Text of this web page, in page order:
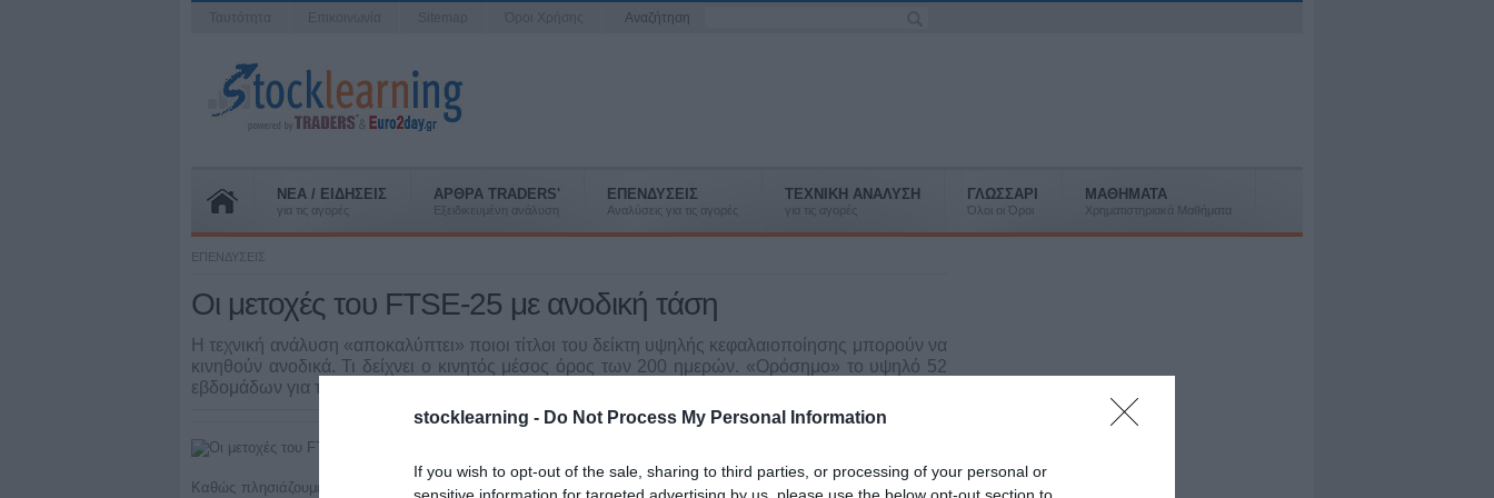
stocklearning - Do Not Process My Personal Information
If you wish to opt-out of the sale, sharing to third parties, or processing of your personal or
sensitive information for targeted advertising by us, please use the below opt-out section to
Αναζήτηση
ΝΕΑ / ΕΙΔΗΣΕΙΣ
για τις αγορές
ΑΡΘΡΑ TRADERS'
Εξειδικευμένη ανάλυση
ΕΠΕΝΔΥΣΕΙΣ
Αναλύσεις για τις αγορές
ΤΕΧΝΙΚΗ ΑΝΑΛΥΣΗ
για τις αγορές
ΓΛΩΣΣΑΡΙ
Όλοι οι Όροι
ΜΑΘΗΜΑΤΑ
Χρηματιστηριακά Μαθήματα
ΕΠΕΝΔΥΣΕΙΣ
Οι μετοχές του FTSE-25 με ανοδική τάση
Η τεχνική ανάλυση «αποκαλύπτει» ποιοι τίτλοι του δείκτη υψηλής κεφαλαιοποίησης μπορούν να
κινηθούν ανοδικά. Τι δείχνει ο κινητός μέσος όρος των 200 ημερών. «Ορόσημο» το υψηλό 52
εβδομάδων για τις μετοχές. Γράφει ο Π. Στεριώτης.
Καθώς πλησιάζουμε στο τέλος της χρηματιστηριακής χρονιάς, ενδιαφέρον έχει να εξετάσουμε ποιες από τις μετοχές